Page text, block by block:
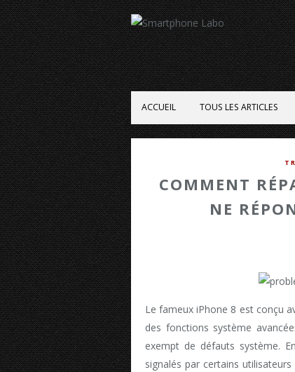
ACCUEIL TOUS LES ARTICLES
COMMENT
NE
Le fameux iPhone 8 est conçu
des fonctions système
exempt de défauts système.
signalés par certains